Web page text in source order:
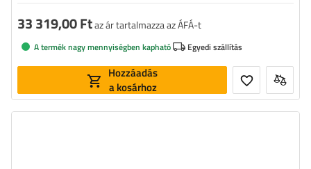
33 319,00 Ftaz ár tartalmazza az ÁFÁ-t
A termék nagy mennyiségben kapható Egyedi szállítás
Hozzáadás
a kosárhoz